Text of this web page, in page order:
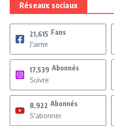
Réseaux sociaux
21,615 Fans
J'aime
17,539 Abonnés
Suivre
8,922 Abonnés
S'abonner